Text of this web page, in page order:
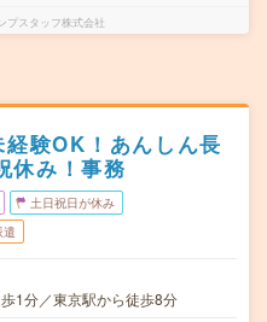
プスタッフ株式会社
験OK！あんしん長
休み！事務
土日祝日が休み
遣
1分／東京駅から徒歩8分